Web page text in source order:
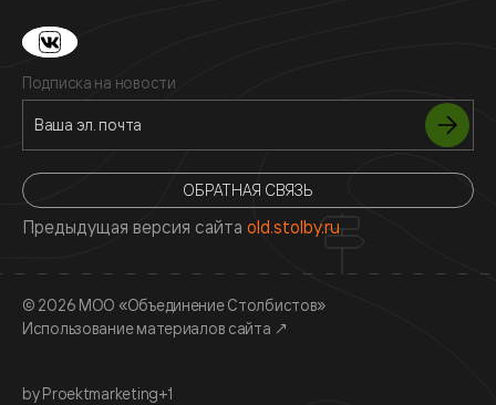
Подписка на новости
ОБРАТНАЯ СВЯЗЬ
Предыдущая версия сайта old.stolby.ru
© 2026 МОО «Объединение Столбистов»
Использование материалов сайта ↗
by Proektmarketing+1